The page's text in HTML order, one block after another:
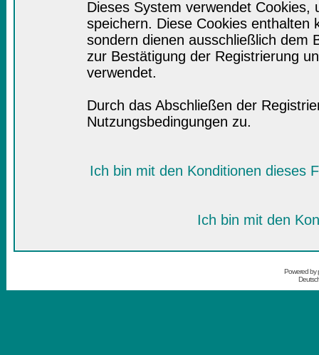
Dieses System verwendet
speichern. Diese Cookies enthalten
sondern dienen ausschließlich dem
zur Bestätigung der Registrierung
verwendet.
Durch das Abschließen der
Nutzungsbedingungen zu.
Ich bin mit den Konditionen dieses
Ich bin mit den
Powered by